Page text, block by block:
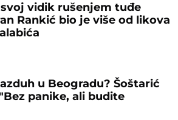
svoj vidik rušenjem tuđe
Rankić bio je više od likova
u Beogradu? Šoštarić
panike, ali budite